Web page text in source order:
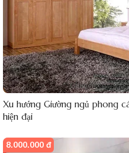
Xu hướng Giường ngủ phong
hiện đại
8.000.000 đ